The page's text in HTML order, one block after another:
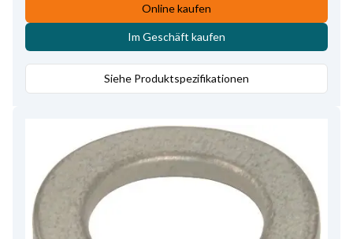
Online kaufen
Im Geschäft kaufen
Siehe Produktspezifikationen